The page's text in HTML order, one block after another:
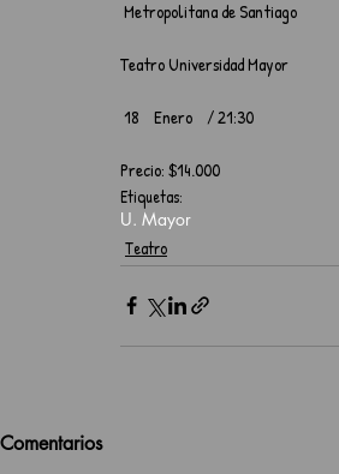
Metropolitana de Santiago
Teatro Universidad Mayor
18    Enero    / 21:30
Precio: $14.000
Etiquetas:
U. Mayor
Teatro
Comentarios